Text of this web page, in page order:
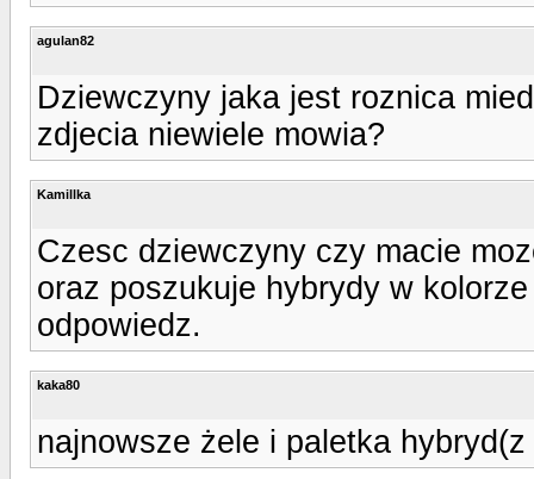
agulan82
Dziewczyny jaka jest roznica
zdjecia niewiele mowia?
Kamillka
Czesc dziewczyny czy macie
oraz poszukuje hybrydy w
odpowiedz.
kaka80
najnowsze żele i paletka